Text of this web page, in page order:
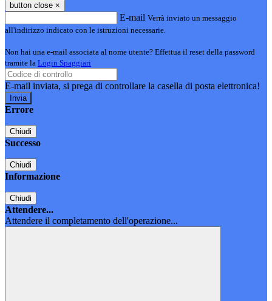
button close ×
E-mail Verrà inviato un messaggio
all'indirizzo indicato con le istruzioni necessarie.
Non hai una e-mail associata al nome utente? Effettua il reset della password
tramite la Login Spaggiari
E-mail inviata, si prega di controllare la casella di posta elettronica!
Errore
Chiudi
Successo
Chiudi
Informazione
Chiudi
Attendere...
Attendere il completamento dell'operazione...